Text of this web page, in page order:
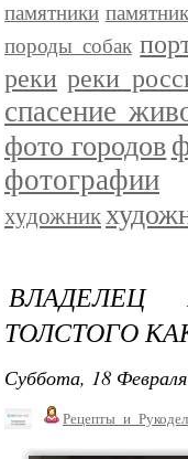
памятники
породы собак
реки реки
спасение
фото городов
фотографии
художник
ВЛАДЕЛЕЦ
ТОЛСТОГО
Суббота, 18